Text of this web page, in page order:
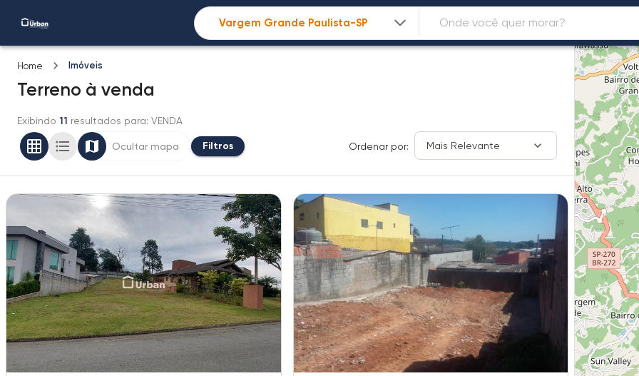
Home Imóveis
Terreno à venda
Exibindo 11 resultados para: VENDA
Ocultar mapa Filtros Ordenar por: Mais Relevante